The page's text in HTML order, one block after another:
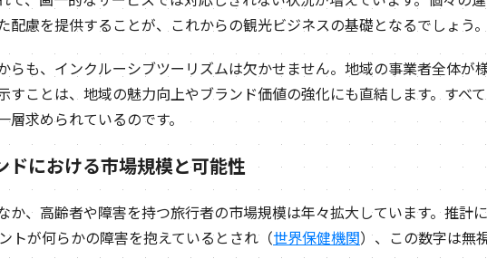
配慮を提供することが、これからの観光ビジネスの基礎となるでしょう。
らも、インクルーシブツーリズムは欠かせません。地域の事業者全体が
すことは、地域の魅力向上やブランド価値の強化にも直結します。すべ
求められているのです。
ドにおける市場規模と可能性
か、高齢者や障害を持つ旅行者の市場規模は年々拡大しています。推計に
トが何らかの障害を抱えているとされ（世界保健機関）、この数字は無